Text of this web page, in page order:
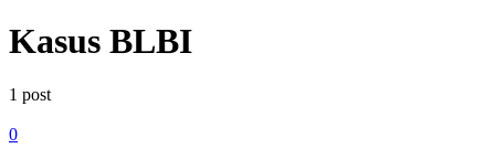
Kasus BLBI
1 post
0